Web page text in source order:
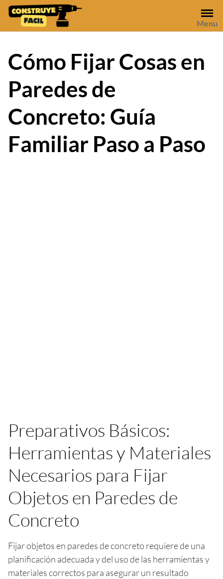
Skip
content
Menu
Cómo Fijar Cosas en
Paredes de
Concreto: Guía
Familiar Paso a Paso
Preparativos Básicos:
Herramientas y Materiales
Necesarios para Fijar
Objetos en Paredes de
Concreto
Fijar objetos en paredes de concreto requiere de una
planificación adecuada y del uso de las herramientas y
materiales correctos para asegurar un resultado